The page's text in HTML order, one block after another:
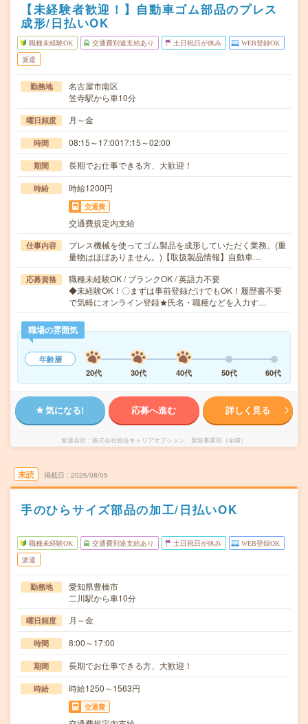
【未経験者歓迎！】自動車ゴム部品のプレス
成形/日払いOK
職種未経験OK 交通費別途支給あり 土日祝日が休み WEB登録OK
派遣
勤務地
名古屋市南区
笠寺駅から車10分
曜日頻度 月～金
時間 08:15～17:0017:15～02:00
期間 長期でお仕事できる方、大歓迎！
時給 時給1200円
交通費
交通費規定内支給
仕事内容
プレス機械を使ってゴム製品を成形していただく業務。(重
量物はほぼありません。)【取扱製品情報】自動車…
応募資格
職種未経験OK / ブランクOK / 英語力不要
◆未経験OK！〇まずは事前登録だけでもOK！履歴書不要
で気軽にオンライン登録★氏名・職種などを入力す…
職場の雰囲気
年齢層
20代
30代 40代 50代 60代
気になる! 応募へ進む 詳しく見る
派遣会社 株式会社綜合キャリアオプション 製造事業部（全国）
未読 掲載日 2026/08/05
手のひらサイズ部品の加工/日払いOK
職種未経験OK 交通費別途支給あり 土日祝日が休み WEB登録OK
派遣
勤務地
愛知県豊橋市
二川駅から車10分
曜日頻度 月～金
時間 8:00～17:00
期間 長期でお仕事できる方、大歓迎！
時給 時給1250～1563円
交通費